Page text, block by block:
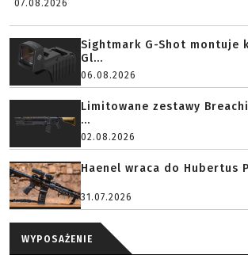
07.08.2026
Sightmark G-Shot montuje
Gl...
06.08.2026
Limitowane zestawy
...
02.08.2026
Haenel wraca do Hubertus
31.07.2026
WYPOSAŻENIE